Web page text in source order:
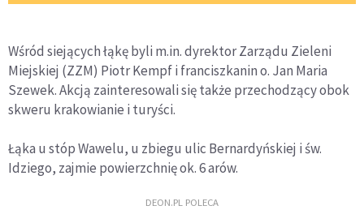
Wśród siejących łąkę byli m.in. dyrektor Zarządu Zieleni
Miejskiej (ZZM) Piotr Kempf i franciszkanin o. Jan Maria
Szewek. Akcją zainteresowali się także przechodzący obok
skweru krakowianie i turyści.
Łąka u stóp Wawelu, u zbiegu ulic Bernardyńskiej i św.
Idziego, zajmie powierzchnię ok. 6 arów.
DEON.PL POLECA